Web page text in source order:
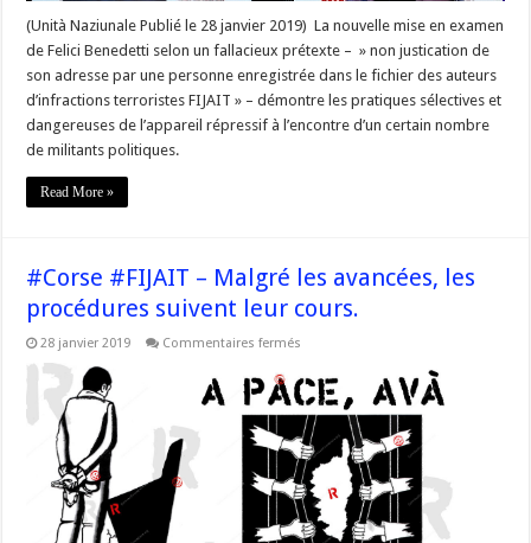
(Unità Naziunale Publié le 28 janvier 2019) La nouvelle mise en examen
de Felici Benedetti selon un fallacieux prétexte – » non justication de
son adresse par une personne enregistrée dans le fichier des auteurs
d’infractions terroristes FIJAIT » – démontre les pratiques sélectives et
dangereuses de l’appareil répressif à l’encontre d’un certain nombre
de militants politiques.
Read More »
#Corse #FIJAIT – Malgré les avancées, les
procédures suivent leur cours.
28 janvier 2019 Commentaires fermés
–
Malgré
les
avancées,
les
procédures
suivent
leur
cours.